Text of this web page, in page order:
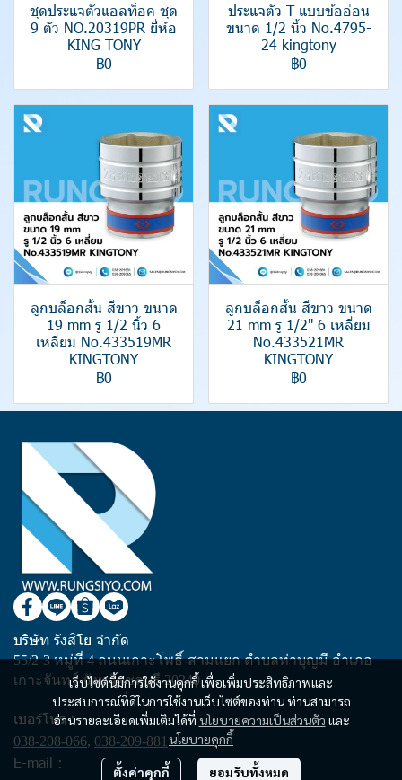
ชุดประแจตัวแอลท็อค ชุด
9 ตัว NO.20319PR ยี่ห้อ
KING TONY
฿0
ประแจตัว T แบบข้ออ่อน
ขนาด 1/2 นิ้ว No.4795-
24 kingtony
฿0
ลูกบล็อกสั้น สีขาว ขนาด
19 mm รู 1/2 นิ้ว 6
เหลี่ยม No.433519MR
KINGTONY
฿0
ลูกบล็อกสั้น สีขาว ขนาด
21 mm รู 1/2" 6 เหลี่ยม
No.433521MR
KINGTONY
฿0
เว็บไซต์นี้มีการใช้งานคุกกี้ เพื่อเพิ่มประสิทธิภาพและ
ประสบการณ์ที่ดีในการใช้งานเว็บไซต์ของท่าน ท่านสามารถ
อ่านรายละเอียดเพิ่มเติมได้ที่ นโยบายความเป็นส่วนตัว และ
นโยบายคุกกี้
ตั้งค่าคุกกี้ ยอมรับทั้งหมด
บริษัท รังสิโย จำกัด
55/2-3 หมู่ที่ 4 ถนนเกาะโพธิ์-สามแยก ตำบลท่าบุญมี อำเภอ
เกาะจันทร์ จังหวัดชลบุรี 20240
เบอร์โทร :
038-208-066, 038-209-881
E-mail :